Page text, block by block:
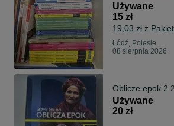
Używane
15 zł
19,03 zł z
Łódź, Polesie
08 sierpnia 2026
Oblicze epok
Używane
20 zł